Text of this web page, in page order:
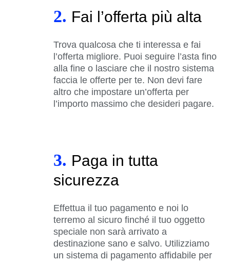
2. Fai l’offerta più alta
Trova qualcosa che ti interessa e fai
l’offerta migliore. Puoi seguire l’asta fino
alla fine o lasciare che il nostro sistema
faccia le offerte per te. Non devi fare
altro che impostare un’offerta per
l’importo massimo che desideri pagare.
3. Paga in tutta
sicurezza
Effettua il tuo pagamento e noi lo
terremo al sicuro finché il tuo oggetto
speciale non sarà arrivato a
destinazione sano e salvo. Utilizziamo
un sistema di pagamento affidabile per